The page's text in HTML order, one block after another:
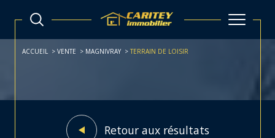
ACCUEIL VENTE MAGNIVRAY TERRAIN DE LOISIR
Retour aux résultats